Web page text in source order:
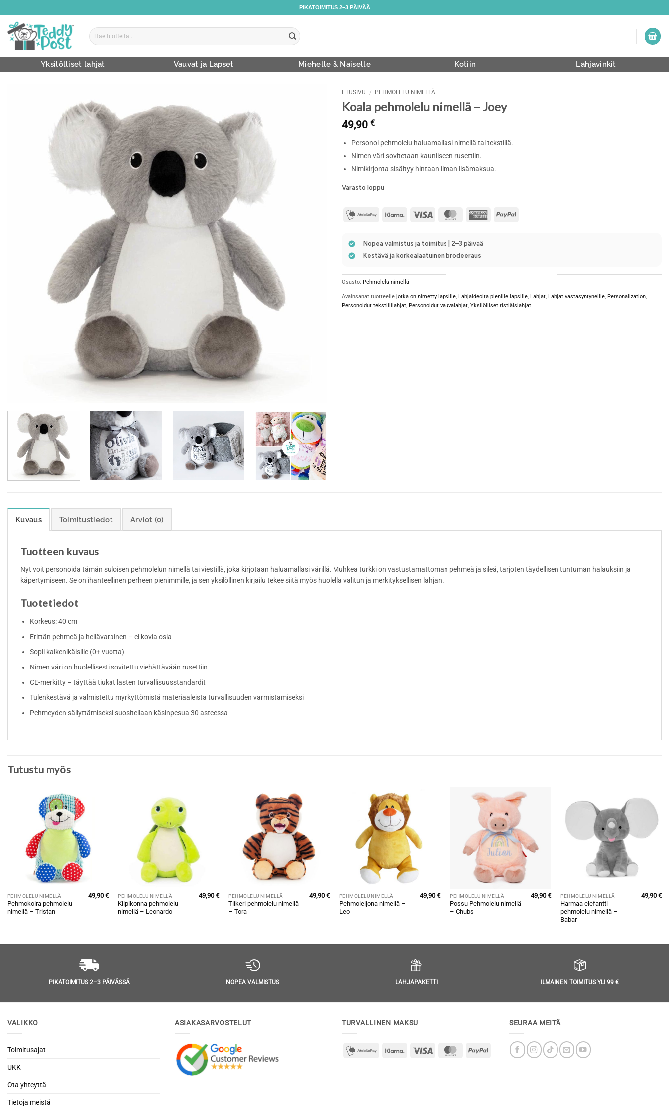
to
content
PIKATOIMITUS 2–3 PÄIVÄÄ
Etsi:
Yksilölliset lahjat Vauvat ja Lapset Miehelle & Naiselle Kotiin Lahjavinkit
ETUSIVU / PEHMOLELU NIMELLÄ
Koala pehmolelu nimellä – Joey
49,90 €
Personoi pehmolelu haluamallasi nimellä tai tekstillä.
Nimen väri sovitetaan kauniiseen rusettiin.
Nimikirjonta sisältyy hintaan ilman lisämaksua.
Varasto loppu
mobilepay2Klarna Visa MasterCardAmericanPayPal
Nopea valmistus ja toimitus | 2–3 päivää
Kestävä ja korkealaatuinen brodeeraus
Osasto: Pehmolelu nimellä
Avainsanat tuotteelle jotka on nimetty lapsille, Lahjaideoita pienille lapsille, Lahjat, Lahjat vastasyntyneille, Personalization,
Personoidut tekstiililahjat, Personoidut vauvalahjat, Yksilölliset ristiäislahjat
Kuvaus Toimitustiedot Arviot (0)
Tuotteen kuvaus
Nyt voit personoida tämän suloisen pehmolelun nimellä tai viestillä, joka kirjotaan haluamallasi värillä. Muhkea turkki on vastustamattoman pehmeä ja sileä, tarjoten täydellisen tuntuman halauksiin ja
käpertymiseen. Se on ihanteellinen perheen pienimmille, ja sen yksilöllinen kirjailu tekee siitä myös huolella valitun ja merkityksellisen lahjan.
Tuotetiedot
Korkeus: 40 cm
Erittän pehmeä ja hellävarainen – ei kovia osia
Sopii kaikenikäisille (0+ vuotta)
Nimen väri on huolellisesti sovitettu viehättävään rusettiin
CE-merkitty – täyttää tiukat lasten turvallisuusstandardit
Tulenkestävä ja valmistettu myrkyttömistä materiaaleista turvallisuuden varmistamiseksi
Pehmeyden säilyttämiseksi suositellaan käsinpesua 30 asteessa
Tutustu myös
PEHMOLELU NIMELLÄ
Pehmokoira pehmolelu
nimellä – Tristan
49,90 € PEHMOLELU NIMELLÄ
Kilpikonna pehmolelu
nimellä – Leonardo
49,90 € PEHMOLELU NIMELLÄ
Tiikeri pehmolelu nimellä
– Tora
49,90€ PEHMOLELU NIMELLÄ
Pehmoleijona nimellä –
Leo
49,90€ PEHMOLELU NIMELLÄ
Possu Pehmolelu nimellä
– Chubs
49,90 € PEHMOLELU NIMELLÄ
Harmaa elefantti
pehmolelu nimellä –
Babar
49,90€
PIKATOIMITUS 2–3 PÄIVÄSSÄ NOPEA VALMISTUS LAHJAPAKETTI ILMAINEN TOIMITUS YLI 99 €
VALIKKO
Toimitusajat
UKK
Ota yhteyttä
Tietoja meistä
ASIAKASARVOSTELUT TURVALLINEN MAKSU
mobilepay2Klarna Visa MasterCardPayPal
SEURAA MEITÄ